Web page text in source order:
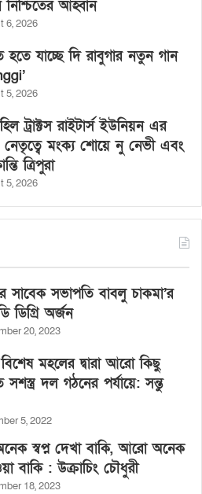
নিশ্চিতের আহ্বান
6, 2026
হতে যাচ্ছে দি রাবুগার নতুন গান
5, 2026
ট্রাক্টস রাইটার্স ইউনিয়ন এর
নেতৃত্বে মংক্য শোয়ে নু নেভী এবং
ত্রিপুরা
5, 2026
সাবেক সভাপতি বাবলু চাকমা’র
ডিগ্রি অর্জন
20, 2023
বিশেষ মহলের দ্বারা আরো কিছু
সশস্ত্র দল গঠনের পর্যায়ে: সন্তু
5, 2022
স্বপ্ন দেখা বাকি, আরো অনেক
বাকি : উক্রাচিং চৌধুরী
18, 2023